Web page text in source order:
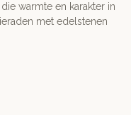
warmte en karakter in
met edelstenen